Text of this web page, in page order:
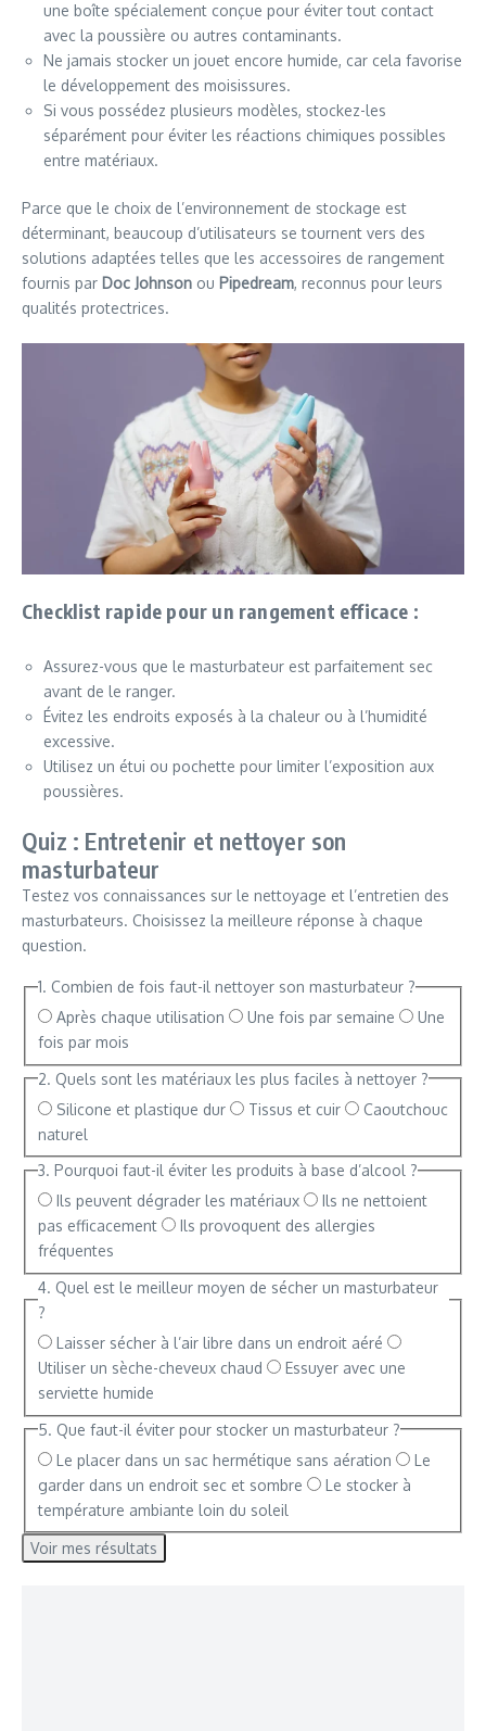
une boîte spécialement conçue pour éviter tout contact
avec la poussière ou autres contaminants.
Ne jamais stocker un jouet encore humide, car cela favorise
le développement des moisissures.
Si vous possédez plusieurs modèles, stockez-les
séparément pour éviter les réactions chimiques possibles
entre matériaux.
Parce que le choix de l’environnement de stockage est
déterminant, beaucoup d’utilisateurs se tournent vers des
solutions adaptées telles que les accessoires de rangement
fournis par Doc Johnson ou Pipedream, reconnus pour leurs
qualités protectrices.
Checklist rapide pour un rangement efficace :
Assurez-vous que le masturbateur est parfaitement sec
avant de le ranger.
Évitez les endroits exposés à la chaleur ou à l’humidité
excessive.
Utilisez un étui ou pochette pour limiter l’exposition aux
poussières.
Quiz : Entretenir et nettoyer son
masturbateur
Testez vos connaissances sur le nettoyage et l’entretien des
masturbateurs. Choisissez la meilleure réponse à chaque
question.
1. Combien de fois faut-il nettoyer son masturbateur ?
Après chaque utilisation
Une fois par semaine
Une
fois par mois
2. Quels sont les matériaux les plus faciles à nettoyer ?
Silicone et plastique dur
Tissus et cuir
Caoutchouc
naturel
3. Pourquoi faut-il éviter les produits à base d’alcool ?
Ils peuvent dégrader les matériaux
Ils ne nettoient
pas efficacement
Ils provoquent des allergies
fréquentes
4. Quel est le meilleur moyen de sécher un masturbateur
?
Laisser sécher à l’air libre dans un endroit aéré
Utiliser un sèche-cheveux chaud
Essuyer avec une
serviette humide
5. Que faut-il éviter pour stocker un masturbateur ?
Le placer dans un sac hermétique sans aération
Le
garder dans un endroit sec et sombre
Le stocker à
température ambiante loin du soleil
Voir mes résultats